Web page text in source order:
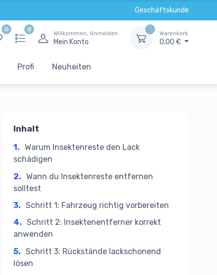
Geschäftskunde
0 0
Willkommen, Anmelden
Mein Konto
Warenkorb
0,00 €
Profi Neuheiten
Inhalt
1. Warum Insektenreste den Lack
schädigen
2. Wann du Insektenreste entfernen
solltest
3. Schritt 1: Fahrzeug richtig vorbereiten
4. Schritt 2: Insektenentferner korrekt
anwenden
5. Schritt 3: Rückstände lackschonend
lösen